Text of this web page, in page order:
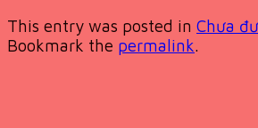
This entry was posted in Chưa
Bookmark the permalink.